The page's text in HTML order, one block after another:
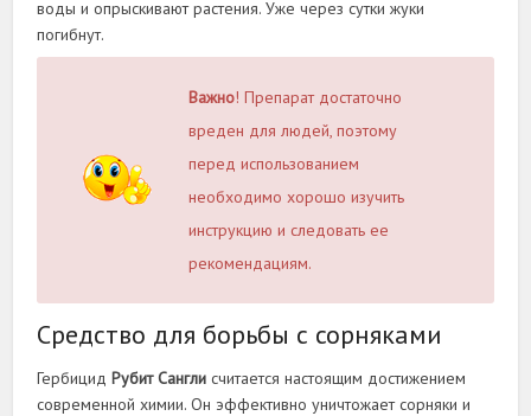
воды и опрыскивают растения. Уже через сутки жуки
погибнут.
Важно! Препарат достаточно
вреден для людей, поэтому
перед использованием
необходимо хорошо изучить
инструкцию и следовать ее
рекомендациям.
Средство для борьбы с сорняками
ГербицидРубит Сангли считается настоящим достижением
современной химии. Он эффективно уничтожает сорняки и